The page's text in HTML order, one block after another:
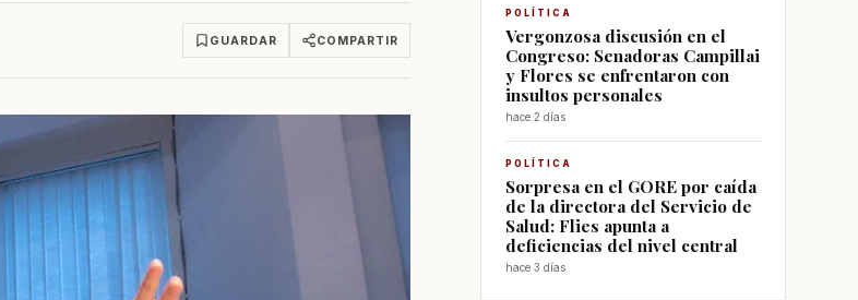
GUARDAR COMPARTIR
POLÍTICA
Vergonzosa discusión en el
Congreso: Senadoras Campillai
y Flores se enfrentaron con
insultos personales
hace 2 días
POLÍTICA
Sorpresa en el GORE por caída
de la directora del Servicio de
Salud: Flies apunta a
deficiencias del nivel central
hace 3 días